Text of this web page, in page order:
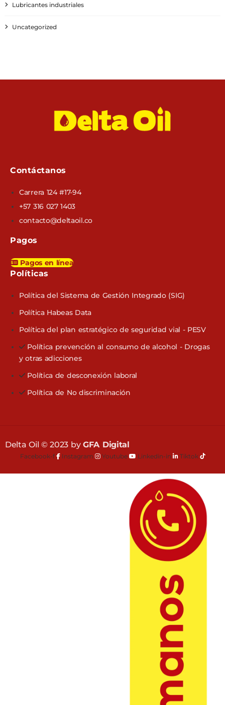
Lubricantes industriales
Uncategorized
Contáctanos
Carrera 124 #17-94
+57 316 027 1403
contacto@deltaoil.co
Pagos
Pagos en línea
Políticas​
Política del Sistema de Gestión Integrado (SIG)
Política Habeas Data
Política del plan estratégico de seguridad vial - PESV
Política prevención al consumo de alcohol - Drogas
y otras adicciones
Política de desconexión laboral
Política de No discriminación
Delta Oil © 2023 by GFA Digital
Facebook-f Instagram Youtube Linkedin-in Tiktok